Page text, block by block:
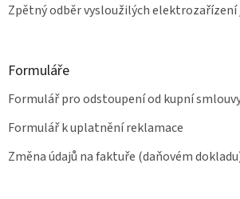
Zpětný odběr vysloužilých
Formuláře
Formulář pro odstoupení od kupní
Formulář k uplatnění reklamace
Změna údajů na faktuře (daňovém